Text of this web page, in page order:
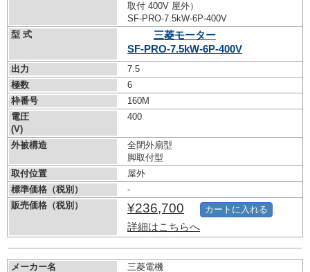
取付 400V 屋外）
SF-PRO-7.5kW-6P-400V
型 式
三菱モーター
SF-PRO-7.5kW-6P-400V
出力
7.5
極数
6
枠番号
160M
電圧
(V)
400
外被構造
全閉外扇型
脚取付型
取付位置
屋外
標準価格（税別）
-
販売価格（税別）
¥236,700
詳細はこちらへ
カートに入れる
メーカー名
三菱電機